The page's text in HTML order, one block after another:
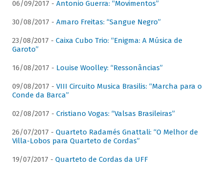
06/09/2017 - Antonio Guerra: “Movimentos”
30/08/2017 - Amaro Freitas: “Sangue Negro”
23/08/2017 - Caixa Cubo Trio: “Enigma: A Música de
Garoto”
16/08/2017 - Louise Woolley: “Ressonâncias”
09/08/2017 - VIII Circuito Musica Brasilis: “Marcha para o
Conde da Barca”
02/08/2017 - Cristiano Vogas: “Valsas Brasileiras”
26/07/2017 - Quarteto Radamés Gnattali: “O Melhor de
Villa-Lobos para Quarteto de Cordas”
19/07/2017 - Quarteto de Cordas da UFF